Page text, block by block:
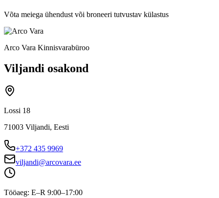
Võta meiega ühendust või broneeri tutvustav külastus
Arco Vara Kinnisvarabüroo
Viljandi osakond
Lossi 18
71003 Viljandi, Eesti
+372 435 9969
viljandi@arcovara.ee
Tööaeg: E–R 9:00–17:00